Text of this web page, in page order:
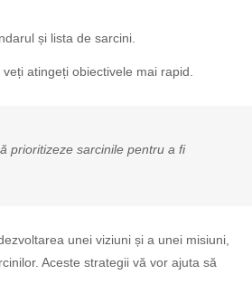
și lista de sarcini.
atingeți obiectivele mai rapid.
prioritizeze sarcinile pentru a fi
unei viziuni și a unei misiuni,
Aceste strategii vă vor ajuta să